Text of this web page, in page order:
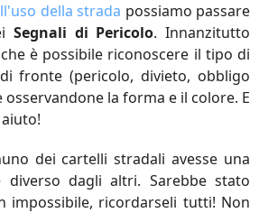
della strada possiamo passare
Segnali di Pericolo. Innanzitutto
è possibile riconoscere il tipo di
fronte (pericolo, divieto, obbligo
osservandone la forma e il colore. E
dei cartelli stradali avesse una
dagli altri. Sarebbe stato
impossibile, ricordarseli tutti! Non